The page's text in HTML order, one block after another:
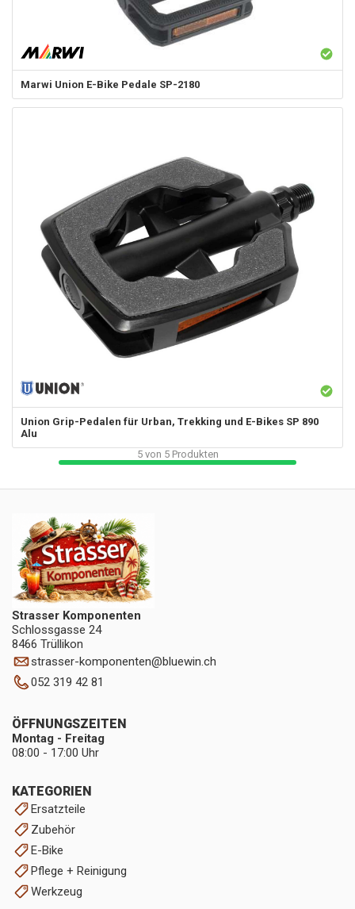
Marwi Union E-Bike Pedale SP-2180
Union Grip-Pedalen für Urban, Trekking und E-Bikes SP 890
Alu
5von 5Produkten
Strasser Komponenten
Schlossgasse 24
8466 Trüllikon
strasser-komponenten@bluewin.ch
052 319 42 81
KATEGORIEN
Ersatzteile
Zubehör
E-Bike
Pflege + Reinigung
Werkzeug
ÖFFNUNGSZEITEN
Montag - Freitag
08:00 - 17:00 Uhr